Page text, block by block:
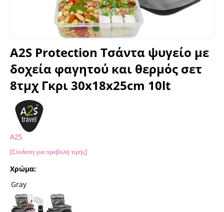
A2S Protection Τσάντα ψυγείο με
δοχεία φαγητού και θερμός σετ
8τμχ Γκρι 30x18x25cm 10lt
A2S
[Σύνδεση για προβολή τιμής]
Χρώμα:
Gray